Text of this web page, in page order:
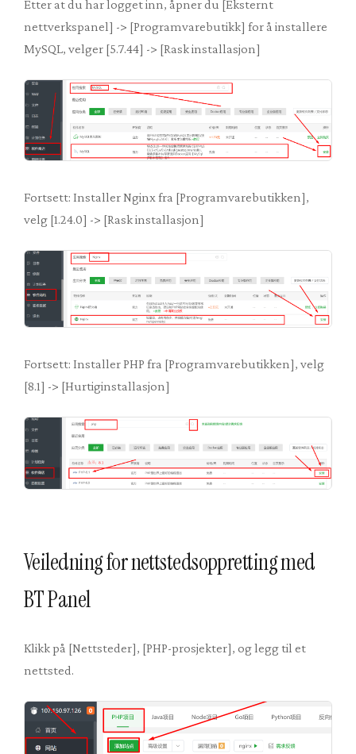
Etter at du har logget inn, åpner du [Eksternt
nettverkspanel] -> [Programvarebutikk] for å installere
MySQL, velger [5.7.44] -> [Rask installasjon]
Fortsett: Installer Nginx fra [Programvarebutikken],
velg [1.24.0] -> [Rask installasjon]
Fortsett: Installer PHP fra [Programvarebutikken], velg
[8.1] -> [Hurtiginstallasjon]
Veiledning for nettstedsoppretting med
BT Panel
Klikk på [Nettsteder], [PHP-prosjekter], og legg til et
nettsted.